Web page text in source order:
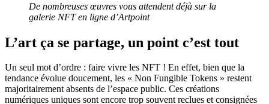
De nombreuses œuvres vous attendent déjà sur la
galerie NFT en ligne d’Artpoint
L’art ça se partage, un point c’est tout
Un seul mot d’ordre : faire vivre les NFT ! En effet, bien que la
tendance évolue doucement, les « Non Fungible Tokens » restent
majoritairement absents de l’espace public. Ces créations
numériques uniques sont encore trop souvent reclues et consignées